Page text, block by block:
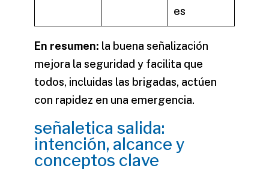
es
En resumen: la buena señalización
mejora la seguridad y facilita que
todos, incluidas las brigadas, actúen
con rapidez en una emergencia.
señaletica salida:
intención, alcance y
conceptos clave